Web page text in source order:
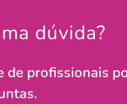
dúvida?
de profissionais